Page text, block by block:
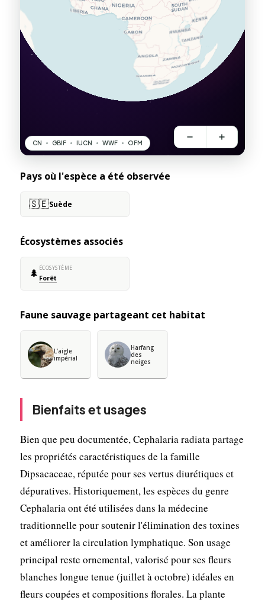
Pays où l'espèce a été observée
🇸🇪Suède
Écosystèmes associés
🌲 ÉCOSYSTÈME
Forêt
Faune sauvage partageant cet habitat
L’aigle
impérial
Harfang
des
neiges
Bienfaits et usages
Bien que peu documentée, Cephalaria radiata partage
les propriétés caractéristiques de la famille
Dipsacaceae, réputée pour ses vertus diurétiques et
dépuratives. Historiquement, les espèces du genre
Cephalaria ont été utilisées dans la médecine
traditionnelle pour soutenir l'élimination des toxines
et améliorer la circulation lymphatique. Son usage
principal reste ornemental, valorisé pour ses fleurs
blanches longue tenue (juillet à octobre) idéales en
fleurs coupées et compositions florales. La plante